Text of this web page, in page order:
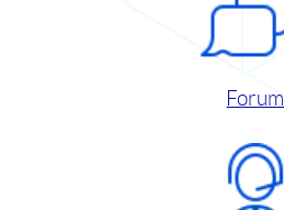
Forum